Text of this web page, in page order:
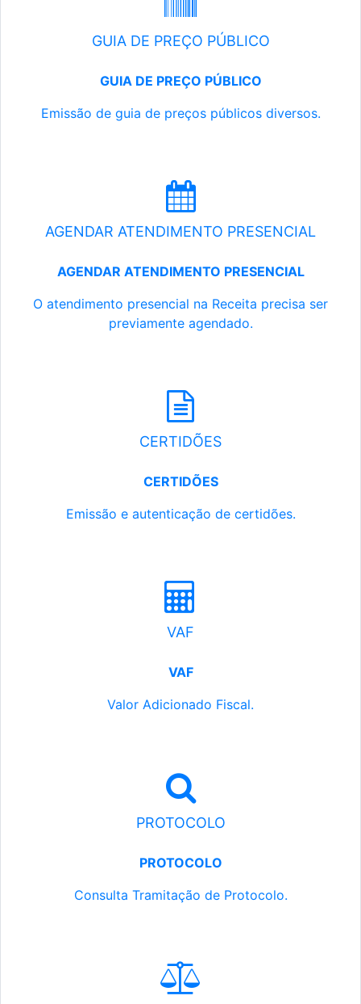
GUIA DE PREÇO PÚBLICO
GUIA DE PREÇO PÚBLICO
Emissão de guia de preços públicos diversos.
AGENDAR ATENDIMENTO PRESENCIAL
AGENDAR ATENDIMENTO PRESENCIAL
O atendimento presencial na Receita precisa ser
previamente agendado.
CERTIDÕES
CERTIDÕES
Emissão e autenticação de certidões.
VAF
VAF
Valor Adicionado Fiscal.
PROTOCOLO
PROTOCOLO
Consulta Tramitação de Protocolo.